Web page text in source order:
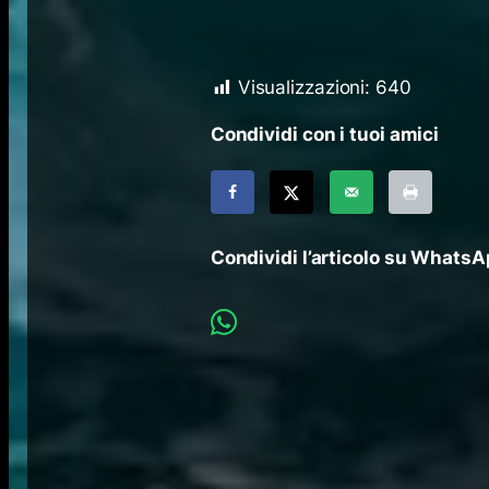
Visualizzazioni: 640
Condividi con i tuoi amici
Condividi l’articolo su